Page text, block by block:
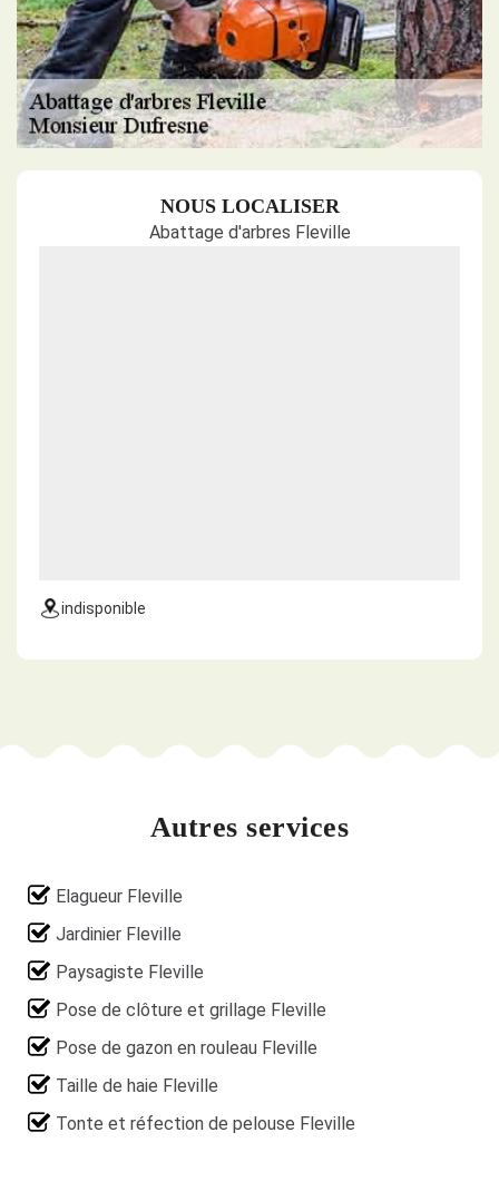
NOUS LOCALISER
Abattage d'arbres Fleville
indisponible
Autres services
Elagueur Fleville
Jardinier Fleville
Paysagiste Fleville
Pose de clôture et grillage Fleville
Pose de gazon en rouleau Fleville
Taille de haie Fleville
Tonte et réfection de pelouse Fleville